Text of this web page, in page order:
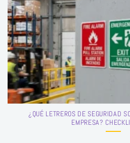
¿QUÉ LETREROS DE SEGURIDAD
EMPRESA?